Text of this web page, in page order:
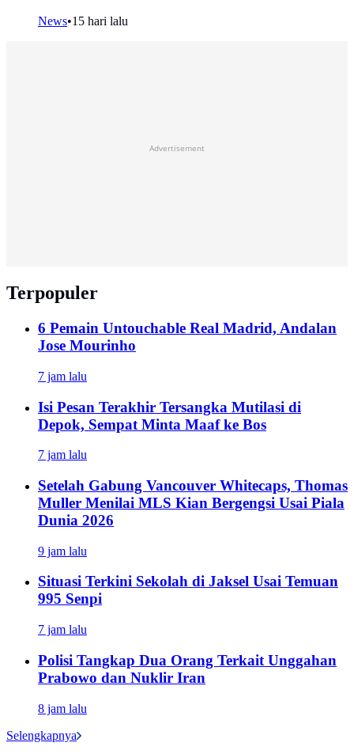
News•15 hari lalu
Advertisement
Terpopuler
6 Pemain Untouchable Real Madrid, Andalan
Jose Mourinho
7 jam lalu
Isi Pesan Terakhir Tersangka Mutilasi di
Depok, Sempat Minta Maaf ke Bos
7 jam lalu
Setelah Gabung Vancouver Whitecaps, Thomas
Muller Menilai MLS Kian Bergengsi Usai Piala
Dunia 2026
9 jam lalu
Situasi Terkini Sekolah di Jaksel Usai Temuan
995 Senpi
7 jam lalu
Polisi Tangkap Dua Orang Terkait Unggahan
Prabowo dan Nuklir Iran
8 jam lalu
Selengkapnya